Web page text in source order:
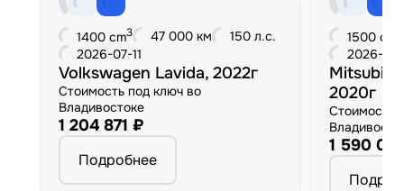
1400 cm3 47 000 км
150 л.с.
2026-07-11
Volkswagen Lavida, 2022г
Стоимость под ключ во
Владивостоке
1 204 871 ₽
Подробнее
1500 cm
2026-
2020г
Стоимость
1 590